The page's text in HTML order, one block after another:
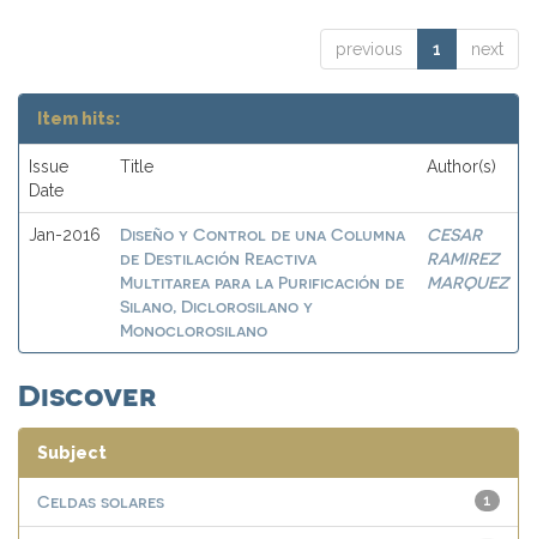
previous 1 next
Item hits:
Issue
Date
Title Author(s)
Jan-2016
Diseño y Control de una Columna
de Destilación Reactiva
Multitarea para la Purificación de
Silano, Diclorosilano y
Monoclorosilano
CESAR
RAMIREZ
MARQUEZ
Discover
Subject
1
Celdas solares